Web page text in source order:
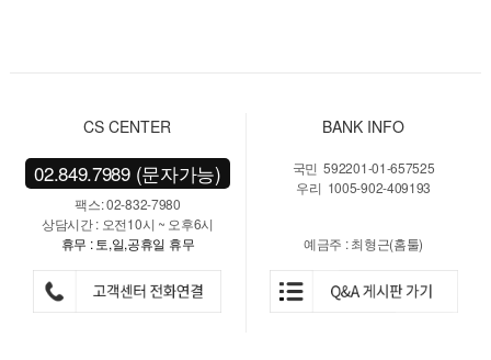
CS CENTER
02.849.7989 (문자가능)
팩스: 02-832-7980
상담시간 : 오전10시 ~ 오후6시
휴무 : 토,일,공휴일 휴무
BANK INFO
국민 592201-01-657525
우리 1005-902-409193
예금주 : 최형근(홈툴)